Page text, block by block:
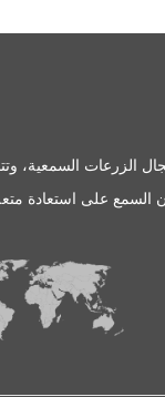
الزرعات السمعية،
السمع على استعادة